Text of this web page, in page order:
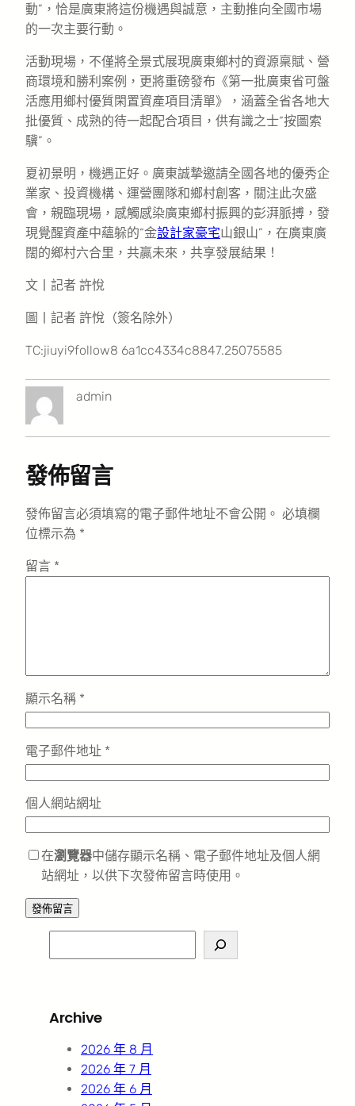
動”，恰是廣東將這份機遇與誠意，主動推向全國市場
的一次主要行動。
活動現場，不僅將全景式展現廣東鄉村的資源稟賦、營
商環境和勝利案例，更將重磅發布《第一批廣東省可盤
活應用鄉村優質閑置資產項目清單》，涵蓋全省各地大
批優質、成熟的待一起配合項目，供有識之士“按圖索
驥”。
夏初景明，機遇正好。廣東誠摯邀請全國各地的優秀企
業家、投資機構、運營團隊和鄉村創客，關注此次盛
會，親臨現場，感觸感染廣東鄉村振興的彭湃脈搏，發
現覺醒資產中蘊躲的“金設計家豪宅山銀山”，在廣東廣
闊的鄉村六合里，共贏未來，共享發展結果！
文丨記者 許悅
圖丨記者 許悅（簽名除外）
TC:jiuyi9follow8 6a1cc4334c8847.25075585
admin
發佈留言
發佈留言必須填寫的電子郵件地址不會公開。 必填欄
位標示為 *
留言 *
顯示名稱 *
電子郵件地址 *
個人網站網址
在瀏覽器中儲存顯示名稱、電子郵件地址及個人網
站網址，以供下次發佈留言時使用。
e
c
Archive
2026 年 8 月
2026 年 7 月
2026 年 6 月